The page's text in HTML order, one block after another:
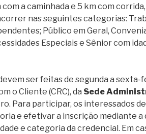
a caminhada e 5 km com
nas seguintes categorias:
Público em Geral,
Especiais e Sênior com
ser feitas de segunda a sexta-
o Cliente (CRC), da Sede
Para participar, os interessados
e efetivar a inscrição mediante
e categoria da credencial. Em